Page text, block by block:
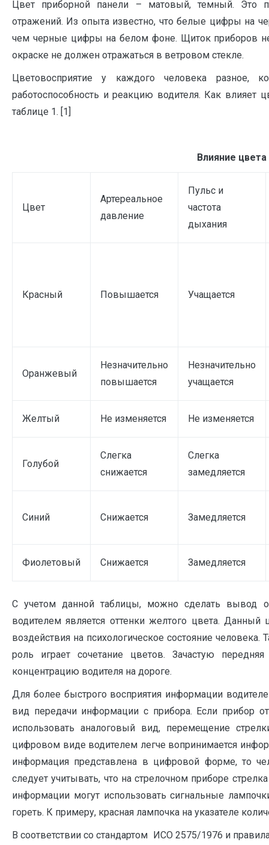
Цвет приборной панели – матовый, темный. Это
отражений. Из опыта известно, что белые цифры на
чем черные цифры на белом фоне. Щиток приборов
окраске не должен отражаться в ветровом стекле.
Цветовосприятие у каждого человека разное,
работоспособность и реакцию водителя. Как влияет
таблице 1. [1]
Влияние
Цвет
Артереальное
давление
Пульс и
частота
дыхания
Красный Повышается Учащается
Оранжевый
Незначительно
повышается
Незначительно
учащается
Желтый Не изменяется Не изменяется
Голубой
Слегка
снижается
Слегка
замедляется
Синий Снижается Замедляется
Фиолетовый Снижается Замедляется
С учетом данной таблицы, можно сделать вывод
водителем является оттенки желтого цвета. Данный
воздействия на психологическое состояние
роль играет сочетание цветов. Зачастую
концентрацию водителя на дороге.
Для более быстрого восприятия информации
вид передачи информации с прибора. Если прибор
использовать аналоговый вид, перемещение
цифровом виде водителем легче вопринимается
информация представлена в цифровой форме, то
следует учитывать, что на стрелочном приборе
информации могут использовать сигнальные
гореть. К примеру, красная лампочка на указателе
В соответствии со стандартом ИСО 2575/1976 и